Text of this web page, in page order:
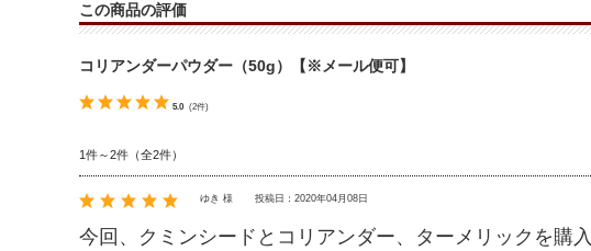
この商品の評価
コリアンダーパウダー（50g）【※メール便可】
5.0 (2件)
1件～2件（全2件）
ゆき 様 投稿日：2020年04月08日
今回、クミンシードとコリアンダー、ターメリックを購